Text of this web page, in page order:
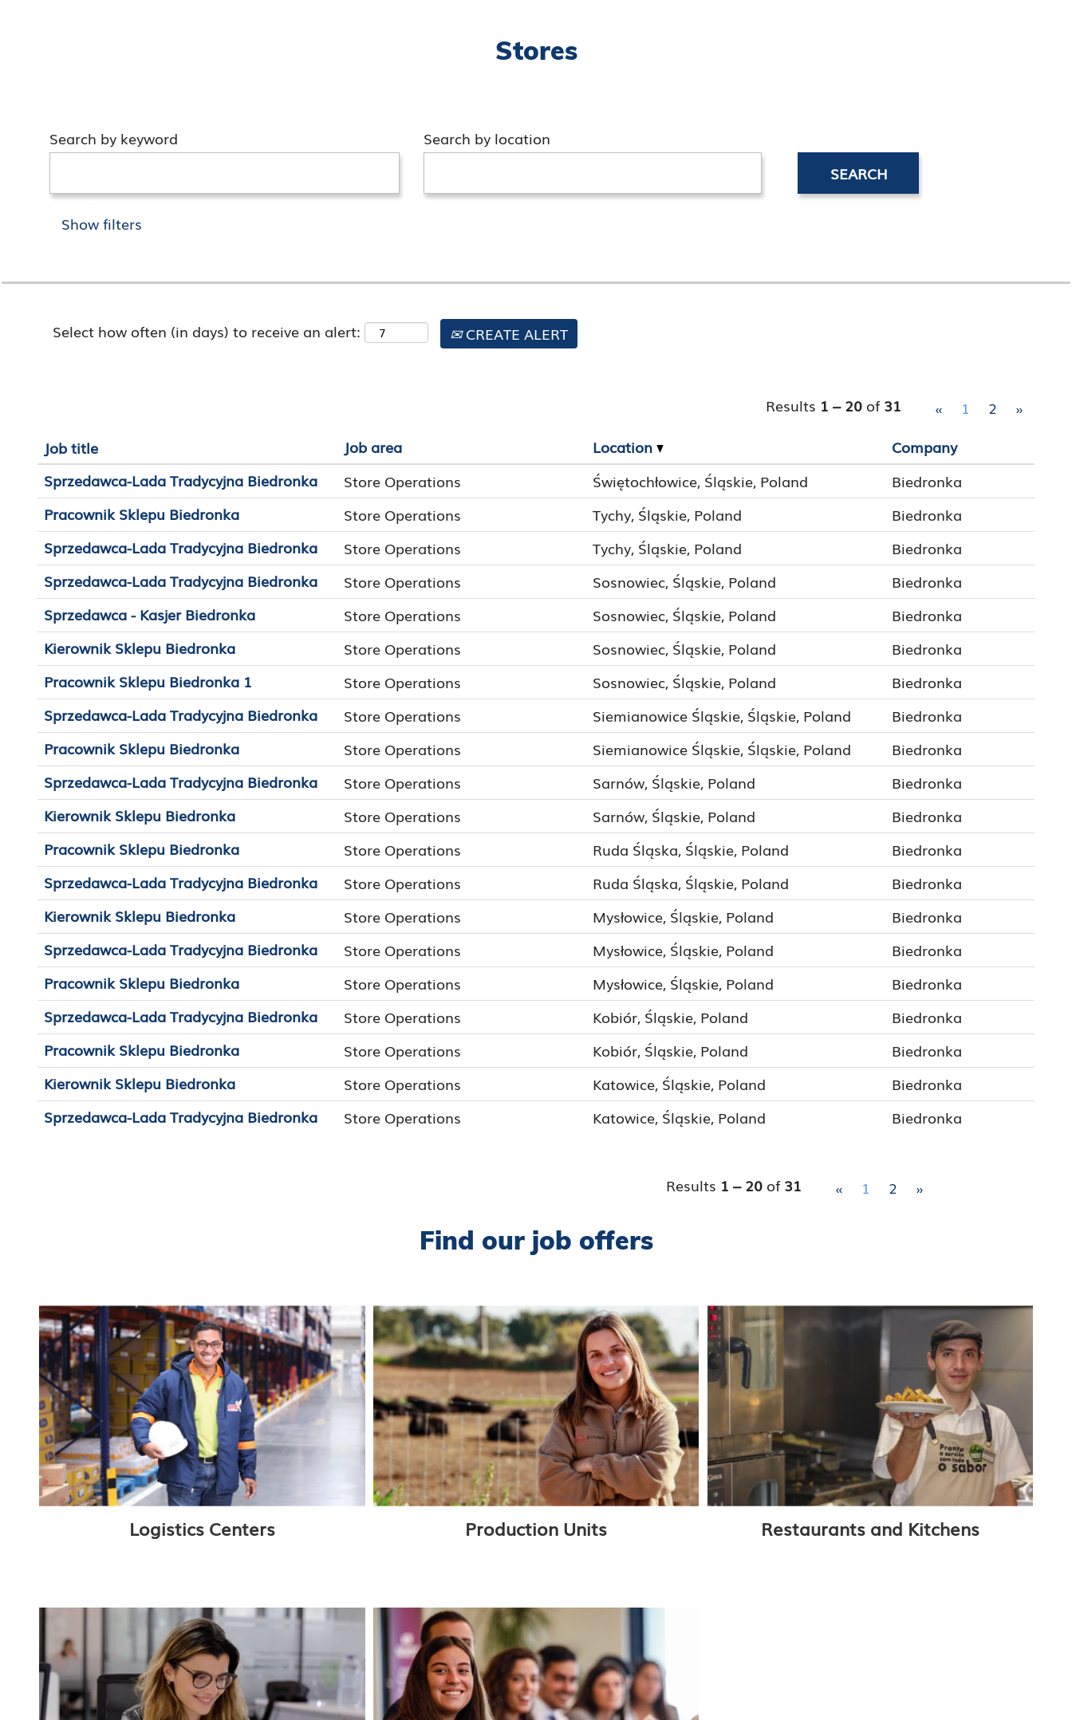
Stores
Search by keyword Search by location
Show filters
Select how often (in days) to receive an alert: CREATE ALERT
Results 1 – 20 of 31 « 1 2
»
Job title
Job area Location
Company
Sprzedawca-Lada Tradycyjna Biedronka
Store Operations Świętochłowice, Śląskie, Poland
Biedronka
Pracownik Sklepu Biedronka
Store Operations Tychy, Śląskie, Poland
Biedronka
Sprzedawca-Lada Tradycyjna Biedronka
Store Operations Tychy, Śląskie, Poland
Biedronka
Sprzedawca-Lada Tradycyjna Biedronka
Store Operations Sosnowiec, Śląskie, Poland
Biedronka
Sprzedawca - Kasjer Biedronka
Store Operations Sosnowiec, Śląskie, Poland
Biedronka
Kierownik Sklepu Biedronka
Store Operations Sosnowiec, Śląskie, Poland
Biedronka
Pracownik Sklepu Biedronka 1
Store Operations Sosnowiec, Śląskie, Poland
Biedronka
Sprzedawca-Lada Tradycyjna Biedronka
Store Operations Siemianowice Śląskie, Śląskie, Poland
Biedronka
Pracownik Sklepu Biedronka
Store Operations Siemianowice Śląskie, Śląskie, Poland
Biedronka
Sprzedawca-Lada Tradycyjna Biedronka
Store Operations Sarnów, Śląskie, Poland
Biedronka
Kierownik Sklepu Biedronka
Store Operations Sarnów, Śląskie, Poland
Biedronka
Pracownik Sklepu Biedronka
Store Operations Ruda Śląska, Śląskie, Poland
Biedronka
Sprzedawca-Lada Tradycyjna Biedronka
Store Operations Ruda Śląska, Śląskie, Poland
Biedronka
Kierownik Sklepu Biedronka
Store Operations Mysłowice, Śląskie, Poland
Biedronka
Sprzedawca-Lada Tradycyjna Biedronka
Store Operations Mysłowice, Śląskie, Poland
Biedronka
Pracownik Sklepu Biedronka
Store Operations Mysłowice, Śląskie, Poland
Biedronka
Sprzedawca-Lada Tradycyjna Biedronka
Store Operations Kobiór, Śląskie, Poland
Biedronka
Pracownik Sklepu Biedronka
Store Operations Kobiór, Śląskie, Poland
Biedronka
Kierownik Sklepu Biedronka
Store Operations Katowice, Śląskie, Poland
Biedronka
Sprzedawca-Lada Tradycyjna Biedronka
Store Operations Katowice, Śląskie, Poland Biedronka
Results 1 – 20 of 31 « 1 2 »
Find our job offers
Logistics Centers Production Units Restaurants and Kitchens